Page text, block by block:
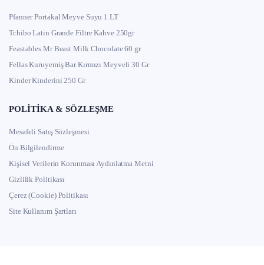
Pfanner Portakal Meyve Suyu 1 LT
Tchibo Latin Grande Filtre Kahve 250gr
Feastables Mr Beast Milk Chocolate 60 gr
Fellas Kuruyemiş Bar Kırmızı Meyveli 30 Gr
Kinder Kinderini 250 Gr
POLITIKA & SÖZLEŞME
Mesafeli Satış Sözleşmesi
Ön Bilgilendirme
Kişisel Verilerin Korunması Aydınlatma Metni
Gizlilik Politikası
Çerez (Cookie) Politikası
Site Kullanım Şartları